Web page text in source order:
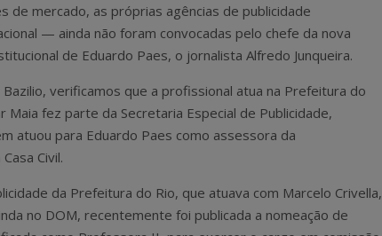
de mercado, as próprias agências de publicidade
— ainda não foram convocadas pelo chefe da nova
de Eduardo Paes, o jornalista Alfredo Junqueira.
verificamos que a profissional atua na Prefeitura do
Maia fez parte da Secretaria Especial de Publicidade,
atuou para Eduardo Paes como assessora da
Civil.
da Prefeitura do Rio, que atuava com Marcelo Crivella,
no DOM, recentemente foi publicada a nomeação de